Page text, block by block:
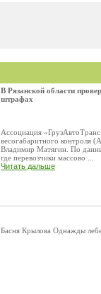
В Рязанской области
штрафах
Ассоциация
весогабаритного контроля
Владимир Матягин. По
где перевозчики массово ...
Читать дальше
Басня Крылова Однажды